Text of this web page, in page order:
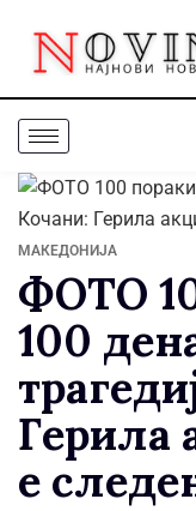
МАКЕДОНИЈА
ФОТО
100
Герила
е